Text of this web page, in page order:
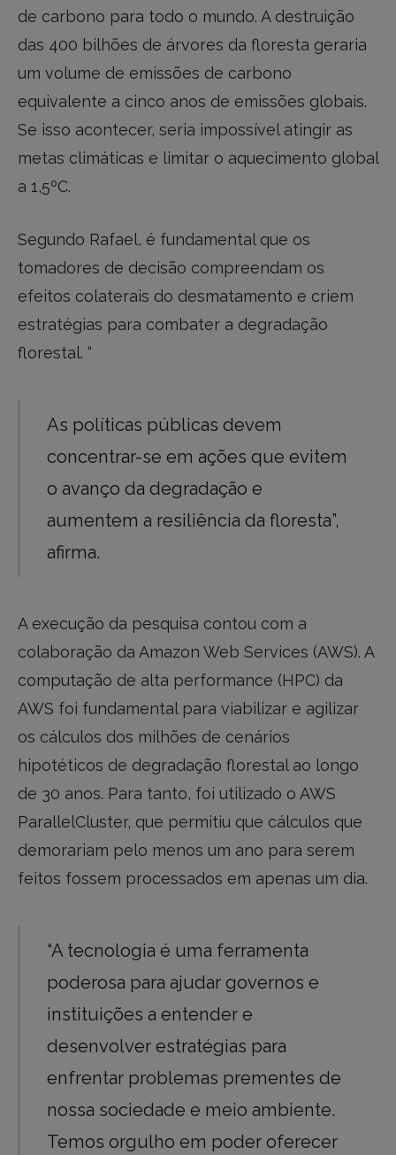
de carbono para todo o mundo. A destruição
das 400 bilhões de árvores da floresta geraria
um volume de emissões de carbono
equivalente a cinco anos de emissões globais.
Se isso acontecer, seria impossível atingir as
metas climáticas e limitar o aquecimento global
a 1,5ºC.
Segundo Rafael, é fundamental que os
tomadores de decisão compreendam os
efeitos colaterais do desmatamento e criem
estratégias para combater a degradação
florestal. “
As políticas públicas devem
concentrar-se em ações que evitem
o avanço da degradação e
aumentem a resiliência da floresta”,
afirma.
A execução da pesquisa contou com a
colaboração da Amazon Web Services (AWS). A
computação de alta performance (HPC) da
AWS foi fundamental para viabilizar e agilizar
os cálculos dos milhões de cenários
hipotéticos de degradação florestal ao longo
de 30 anos. Para tanto, foi utilizado o AWS
ParallelCluster, que permitiu que cálculos que
demorariam pelo menos um ano para serem
feitos fossem processados em apenas um dia.
“A tecnologia é uma ferramenta
poderosa para ajudar governos e
instituições a entender e
desenvolver estratégias para
enfrentar problemas prementes de
nossa sociedade e meio ambiente.
Temos orgulho em poder oferecer